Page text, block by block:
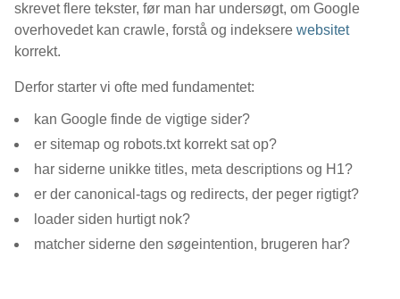
skrevet flere tekster, før man har undersøgt, om Google
overhovedet kan crawle, forstå og indeksere websitet
korrekt.
Derfor starter vi ofte med fundamentet:
kan Google finde de vigtige sider?
er sitemap og robots.txt korrekt sat op?
har siderne unikke titles, meta descriptions og H1?
er der canonical-tags og redirects, der peger rigtigt?
loader siden hurtigt nok?
matcher siderne den søgeintention, brugeren har?